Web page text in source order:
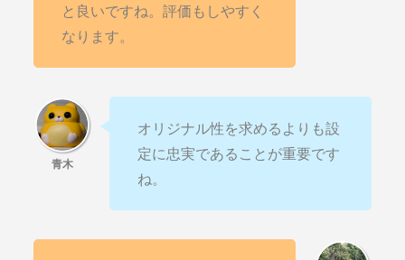
と良いですね。評価もしやすく
なります。
オリジナル性を求めるよりも設
定に忠実であることが重要です
ね。